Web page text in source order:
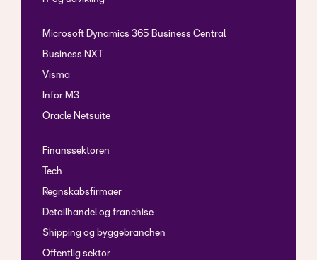
Microsoft Dynamics 365 Business Central
Business NXT
Visma
Infor M3
Oracle Netsuite
Finanssektoren
Tech
Regnskabsfirmaer
Detailhandel og franchise
Shipping og byggebranchen
Offentlig sektor